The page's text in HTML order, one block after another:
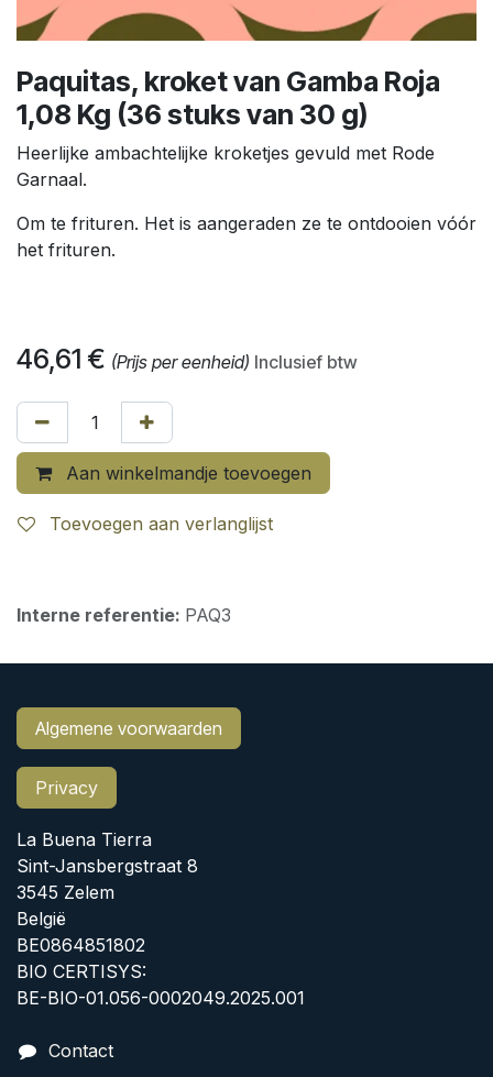
Paquitas, kroket van Gamba Roja
1,08 Kg (36 stuks van 30 g)
Heerlijke ambachtelijke kroketjes gevuld met Rode
Garnaal.
Om te frituren. Het is aangeraden ze te ontdooien vóór
het frituren.
46,61 € (Prijs per eenheid) Inclusief btw
Aan winkelmandje toevoegen
Toevoegen aan verlanglijst
Interne referentie: PAQ3
Algemene voorwaarden
Privacy
La Buena Tierra
Sint-Jansbergstraat 8
3545 Zelem
België
BE0864851802
BIO CERTISYS:
BE-BIO-01.056-0002049.2025.001
Contact